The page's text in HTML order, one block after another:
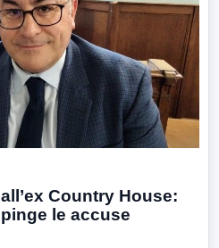
Country House:
le accuse